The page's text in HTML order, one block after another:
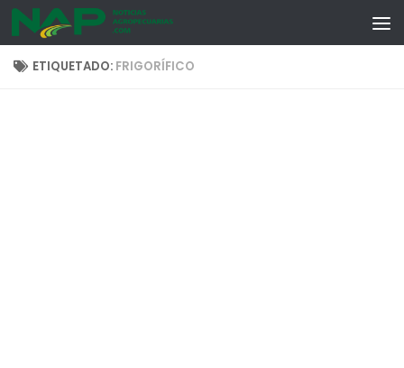
Skip to content
ETIQUETADO: FRIGORÍFICO